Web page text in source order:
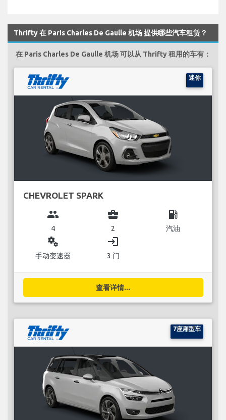
Thrifty 在 Paris Charles De Gaulle 机场 提供哪些汽车租赁？
在 Paris Charles De Gaulle 机场 可以从 Thrifty 租用的车有：
迷你
CHEVROLET SPARK
group
4
business_center
2
local_gas_station
汽油
miscellaneous_services
手动变速器
login
3 门
查看详情...
7座厢型车